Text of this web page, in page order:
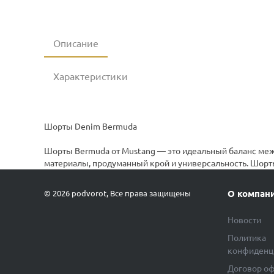
Описание
Характеристики
Шорты Denim Bermuda
Шорты Bermuda от Mustang — это идеальный баланс
материалы, продуманный крой и универсальность.
© 2026 podvorot, Все права защищены О
Новости
Политика
Договор